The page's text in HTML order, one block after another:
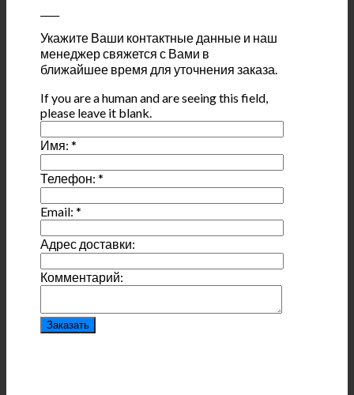
Укажите Ваши контактные данные и наш
менеджер свяжется с Вами в
ближайшее время для уточнения заказа.
If you are a human and are seeing this field,
please leave it blank.
Имя:*
Телефон:*
Email:*
Адрес доставки:
Комментарий: